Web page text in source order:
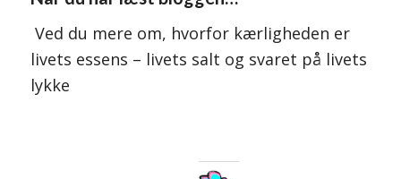
Ved du mere om, hvorfor kærligheden er
livets essens – livets salt og svaret på livets
lykke